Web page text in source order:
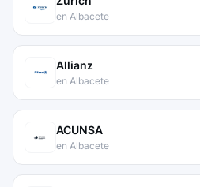
en Albacete
Allianz
en Albacete
ACUNSA
en Albacete